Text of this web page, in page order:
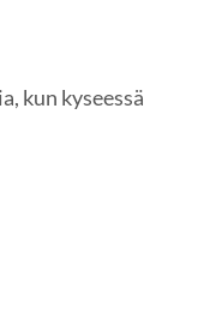
kun kyseessä